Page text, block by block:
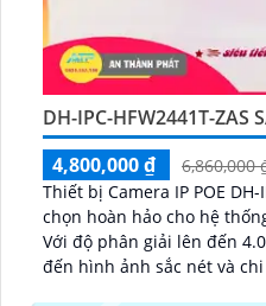
DH-IPC-HFW2441T-ZAS
4,800,000 ₫
6,860,000
Thiết bị Camera IP POE DH-
chọn hoàn hảo cho hệ
Với độ phân giải lên đến
đến hình ảnh sắc nét và